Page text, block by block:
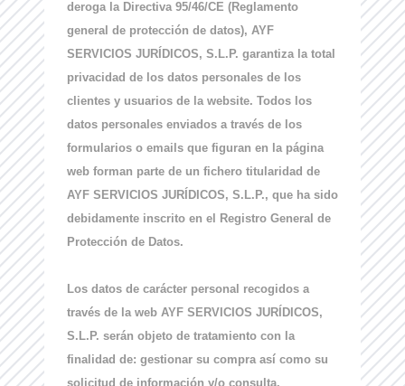
deroga la Directiva 95/46/CE (Reglamento
general de protección de datos), AYF
SERVICIOS JURÍDICOS, S.L.P. garantiza la total
privacidad de los datos personales de los
clientes y usuarios de la website. Todos los
datos personales enviados a través de los
formularios o emails que figuran en la página
web forman parte de un fichero titularidad de
AYF SERVICIOS JURÍDICOS, S.L.P., que ha sido
debidamente inscrito en el Registro General de
Protección de Datos.
Los datos de carácter personal recogidos a
través de la web AYF SERVICIOS JURÍDICOS,
S.L.P. serán objeto de tratamiento con la
finalidad de: gestionar su compra así como su
solicitud de información y/o consulta.